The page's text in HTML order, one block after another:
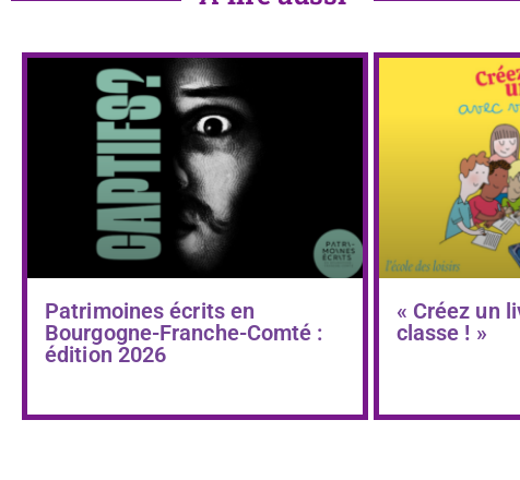
Patrimoines écrits en
Bourgogne-Franche-Comté :
édition 2026
« Créez un
classe ! »